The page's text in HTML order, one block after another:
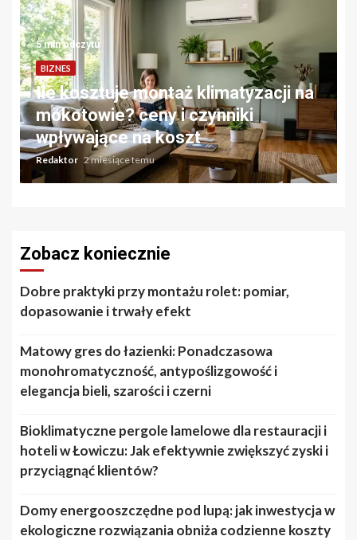
5 min odczytu
BIZNES
Ile kosztuje montaż klimatyzacji na
mokotowie? ceny i czynniki
wpływające na koszt
Redaktor 2 miesiące temu
Zobacz koniecznie
Dobre praktyki przy montażu rolet: pomiar,
dopasowanie i trwały efekt
Matowy gres do łazienki: Ponadczasowa
monohromatyczność, antypoślizgowość i
elegancja bieli, szarości i czerni
Bioklimatyczne pergole lamelowe dla restauracji i
hoteli w Łowiczu: Jak efektywnie zwiększyć zyski i
przyciągnąć klientów?
Domy energooszczędne pod lupą: jak inwestycja w
ekologiczne rozwiązania obniża codzienne koszty